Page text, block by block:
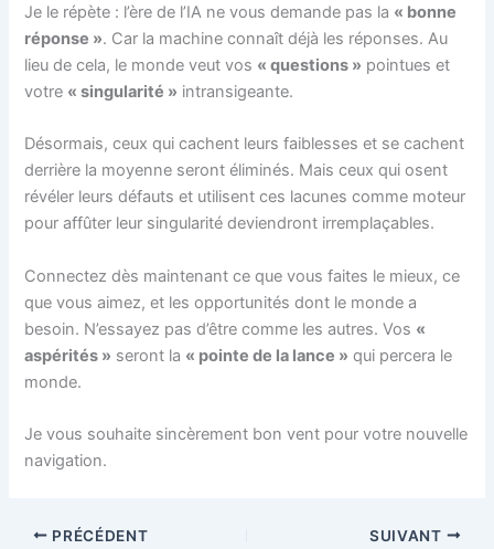
Je le répète : l’ère de l’IA ne vous demande pas la « bonne
réponse ». Car la machine connaît déjà les réponses. Au
lieu de cela, le monde veut vos « questions » pointues et
votre « singularité » intransigeante.
Désormais, ceux qui cachent leurs faiblesses et se cachent
derrière la moyenne seront éliminés. Mais ceux qui osent
révéler leurs défauts et utilisent ces lacunes comme moteur
pour affûter leur singularité deviendront irremplaçables.
Connectez dès maintenant ce que vous faites le mieux, ce
que vous aimez, et les opportunités dont le monde a
besoin. N’essayez pas d’être comme les autres. Vos «
aspérités » seront la « pointe de la lance » qui percera le
monde.
Je vous souhaite sincèrement bon vent pour votre nouvelle
navigation.
PRÉCÉDENT SUIVANT